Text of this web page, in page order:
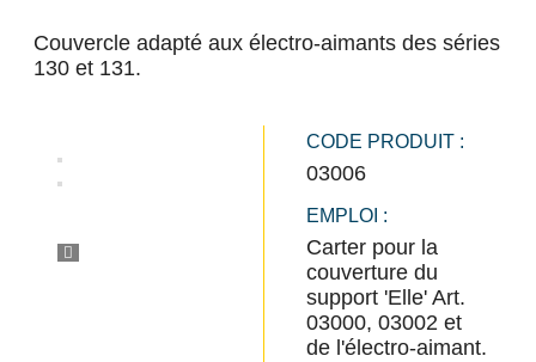
Couvercle adapté aux électro-aimants des séries
130 et 131.
CODE PRODUIT :
03006
EMPLOI :
Carter pour la
couverture du
support 'Elle' Art.
03000, 03002 et
de l'électro-aimant.